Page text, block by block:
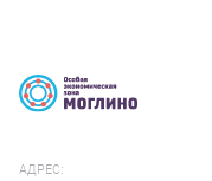
АДРЕС: